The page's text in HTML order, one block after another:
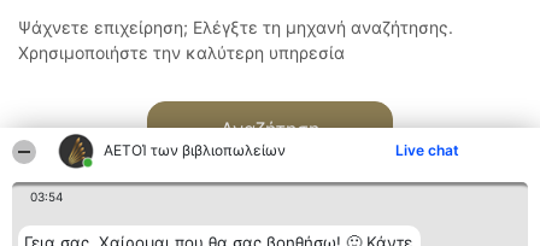
ΑΕΤΟΊ των βιβλιοπωλείων Live chat
03:54
Ψάχνετε επιχείρηση; Ελέγξτε τη μηχανή αναζήτησης.
Χρησιμοποιήστε την καλύτερη υπηρεσία
Αναζήτηση